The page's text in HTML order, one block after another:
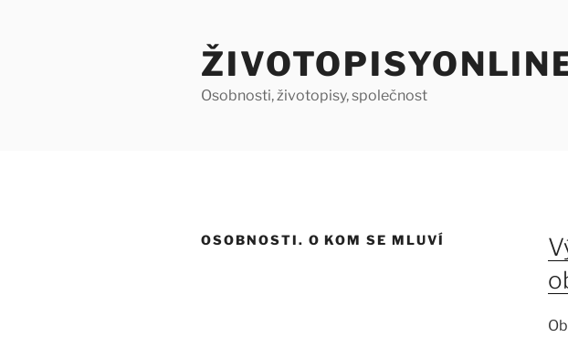
Osobnosti, životopisy, společnost
OSOBNOSTI. O KOM SE MLUVÍ